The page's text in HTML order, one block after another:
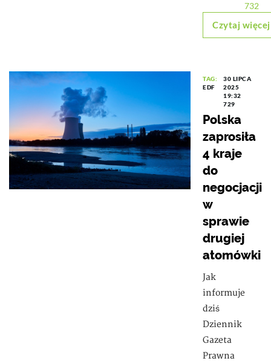
732
Czytaj więcej
TAG:
EDF
30 LIPCA
2025
19:32
729
Polska
zaprosiła
4 kraje
do
negocjacji
w
sprawie
drugiej
atomówki
Jak
informuje
dziś
Dziennik
Gazeta
Prawna